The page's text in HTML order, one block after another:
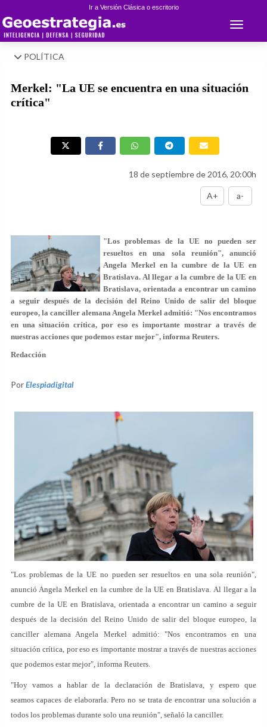
Ir a Versión Clásica o escritorio
Toggle
POLÍTICA
Merkel: "La UE se encuentra en una situación
crítica"
18 de septiembre de 2016, 20:00h
A+ a-
"Los problemas de la UE no pueden ser
resueltos en una sola reunión", anunció
Angela Merkel en la cumbre de la UE en
Bratislava. Al llegar a la cumbre de la UE en
Bratislava, orientada a encontrar un camino
a seguir después de la decisión del Reino Unido de salir del bloque
europeo, la canciller alemana Angela Merkel admitió: "Nos encontramos
en una situación crítica, por eso es importante mostrar a través de
nuestras acciones que podemos estar mejor", informa Reuters.
Redacción
PorElespiadigital
"Los problemas de la UE no pueden ser resueltos en una sola reunión",
anunció Angela Merkel en la cumbre de la UE en Bratislava. Al llegar a la
cumbre de la UE en Bratislava, orientada a encontrar un camino a seguir
después de la decisión del Reino Unido de salir del bloque europeo, la
canciller alemana Angela Merkel admitió: "Nos encontramos en una
situación crítica, por eso es importante mostrar a través de nuestras acciones
que podemos estar mejor", informa Reuters.
"Hoy vamos a hablar de la declaración de Bratislava, y espero que
seamos capaces de elaborarla. Pero no se trata de encontrar una solución a
todos los problemas durante solo una reunión", señaló la canciller.